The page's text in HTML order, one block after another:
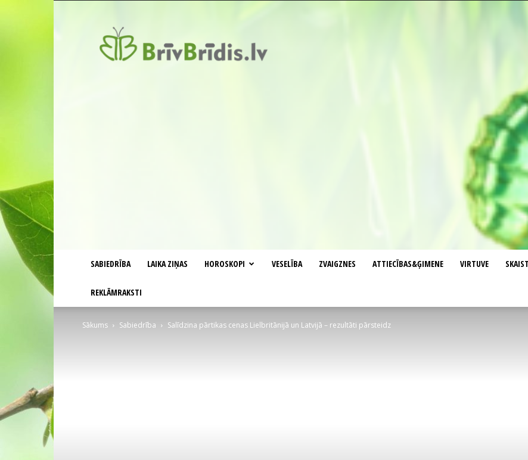
SABIEDRĪBA LAIKA ZIŅAS HOROSKOPI VESELĪBA ZVAIGZNES ATTIECĪBAS&ĢIMENE VIRTUVE
REKLĀMRAKSTI
Sākums Sabiedrība Salīdzina pārtikas cenas Lielbritānijā un Latvijā – rezultāti pārsteidz